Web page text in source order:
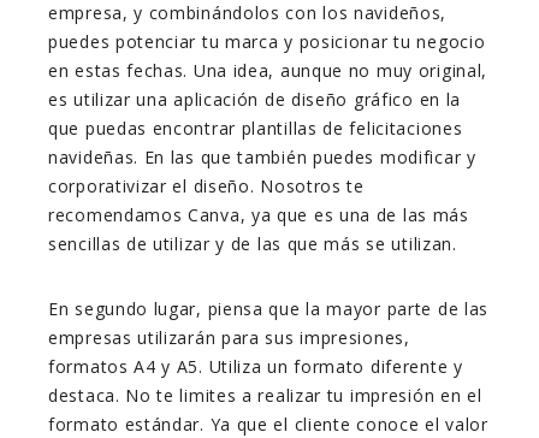
empresa, y combinándolos con los navideños,
puedes potenciar tu marca y posicionar tu negocio
en estas fechas. Una idea, aunque no muy original,
es utilizar una aplicación de diseño gráfico en la
que puedas encontrar plantillas de felicitaciones
navideñas. En las que también puedes modificar y
corporativizar el diseño. Nosotros te
recomendamos Canva, ya que es una de las más
sencillas de utilizar y de las que más se utilizan.
En segundo lugar, piensa que la mayor parte de las
empresas utilizarán para sus impresiones,
formatos A4 y A5. Utiliza un formato diferente y
destaca. No te limites a realizar tu impresión en el
formato estándar. Ya que el cliente conoce el valor